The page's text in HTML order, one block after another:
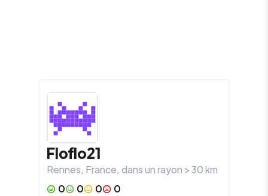
Floflo21
Rennes, France, dans un rayon >30km
0
0 0
0